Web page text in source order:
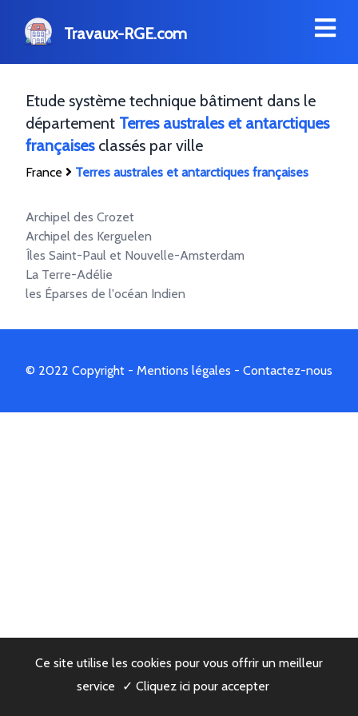
Travaux-RGE.com
Etude système technique bâtiment dans le
département Terres australes et antarctiques
françaisesclassés par ville
France Terres australes et antarctiques françaises
Archipel des Crozet
Archipel des Kerguelen
Îles Saint-Paul et Nouvelle-Amsterdam
La Terre-Adélie
les Éparses de l'océan Indien
© 2022 Copyright - Mentions légales - Contactez-nous
Ce site utilise les cookies pour vous offrir un meilleur
service
✓ Cliquez ici pour accepter